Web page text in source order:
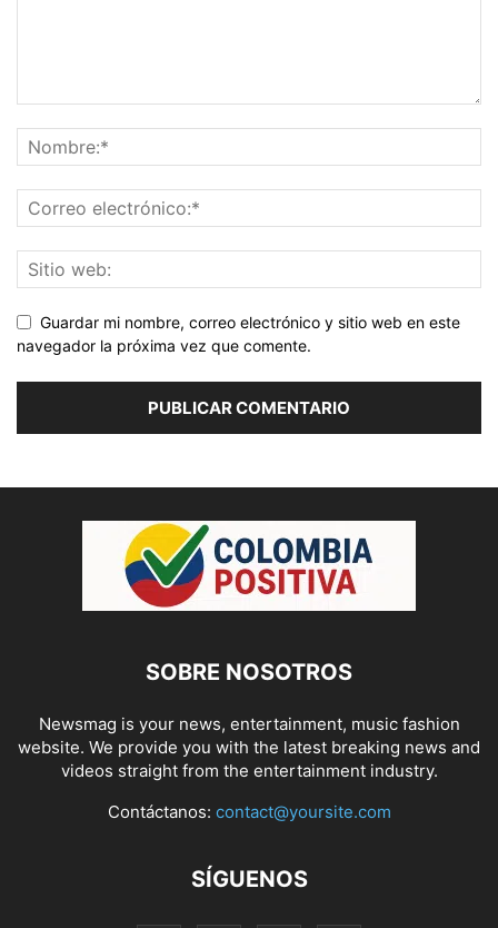
Guardar mi nombre, correo electrónico y sitio web en este
navegador la próxima vez que comente.
SOBRE NOSOTROS
Newsmag is your news, entertainment, music fashion
website. We provide you with the latest breaking news and
videos straight from the entertainment industry.
Contáctanos: contact@yoursite.com
SÍGUENOS